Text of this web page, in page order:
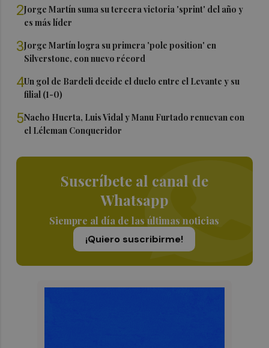
2Jorge Martín suma su tercera victoria 'sprint' del año y
es más líder
3Jorge Martín logra su primera 'pole position' en
Silverstone, con nuevo récord
4Un gol de Bardeli decide el duelo entre el Levante y su
filial (1-0)
5Nacho Huerta, Luis Vidal y Manu Furtado renuevan con
el Léleman Conqueridor
Suscríbete al canal de
Whatsapp
Siempre al día de las últimas noticias
¡Quiero suscribirme!